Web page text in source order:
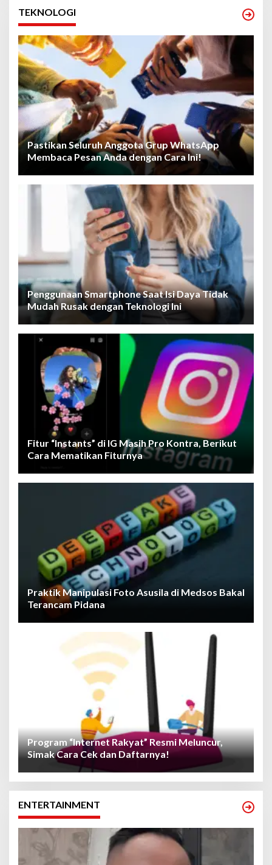
TEKNOLOGI
Pastikan Seluruh Anggota Grup WhatsApp
Membaca Pesan Anda dengan Cara Ini!
Penggunaan Smartphone Saat Isi Daya Tidak
Mudah Rusak dengan Teknologi Ini
Fitur “Instants” di IG Masih Pro Kontra, Berikut
Cara Mematikan Fiturnya
Praktik Manipulasi Foto Asusila di Medsos Bakal
Terancam Pidana
Program “Internet Rakyat” Resmi Meluncur,
Simak Cara Cek dan Daftarnya!
ENTERTAINMENT